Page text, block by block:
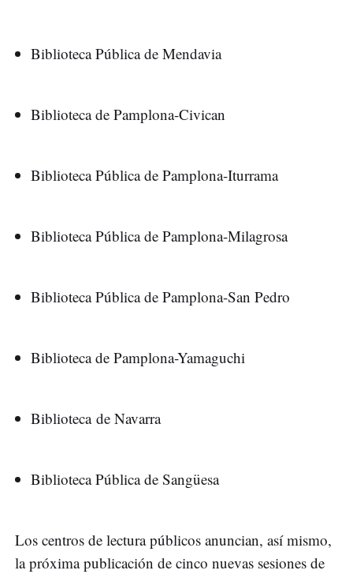
Biblioteca Pública de Mendavia
Biblioteca de Pamplona-Civican
Biblioteca Pública de Pamplona-Iturrama
Biblioteca Pública de Pamplona-Milagrosa
Biblioteca Pública de Pamplona-San Pedro
Biblioteca de Pamplona-Yamaguchi
Biblioteca de Navarra
Biblioteca Pública de Sangüesa
Los centros de lectura públicos anuncian, así mismo,
la próxima publicación de cinco nuevas sesiones de